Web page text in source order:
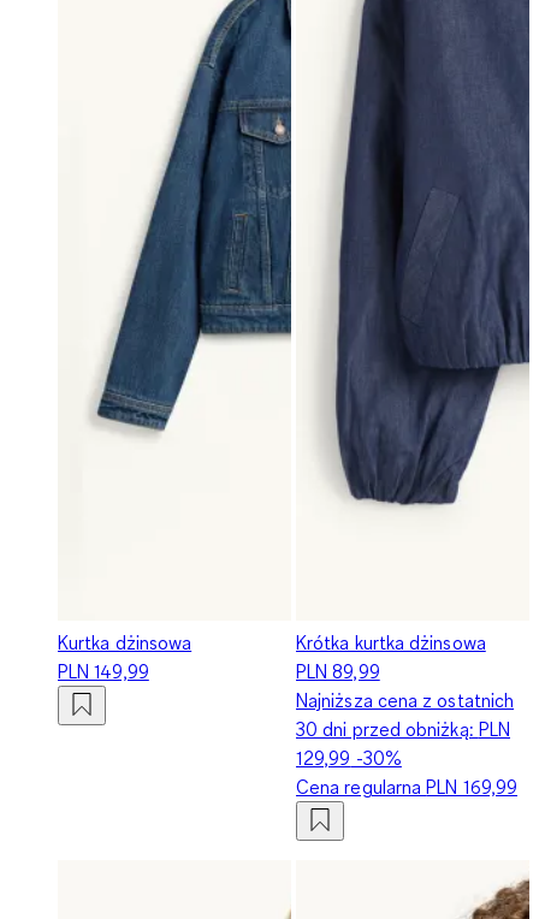
Kurtka dżinsowa
PLN 149,99
Krótka kurtka dżinsowa
PLN 89,99
Najniższa cena z ostatnich
30 dni przed obniżką: PLN
129,99 -30%
Cena regularnaPLN 169,99